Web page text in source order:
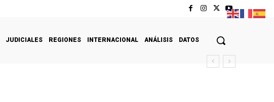
JUDICIALES REGIONES INTERNACIONAL ANÁLISIS DATOS